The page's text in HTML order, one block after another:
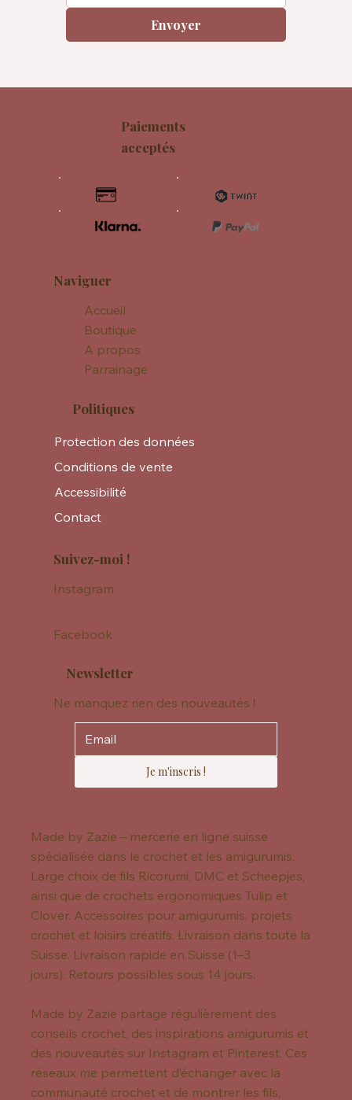
Envoyer
Naviguer
Accueil
Boutique
A propos
Parrainage
Politiques
Protection des données
Conditions de vente
Accessibilité
Contact
Suivez-moi !
Instagram
Facebook
Newsletter
Ne manquez rien des nouveautés !
Je m'inscris !
Made by Zazie – mercerie en ligne suisse
spécialisée dans le crochet et les amigurumis.
Large choix de fils Ricorumi, DMC et Scheepjes,
ainsi que de crochets ergonomiques Tulip et
Clover. Accessoires pour amigurumis, projets
crochet et loisirs créatifs. Livraison dans toute la
Suisse. Livraison rapide en Suisse (1–3
jours). Retours possibles sous 14 jours.
Made by Zazie partage régulièrement des
conseils crochet, des inspirations amigurumis et
des nouveautés sur Instagram et Pinterest. Ces
réseaux me permettent d’échanger avec la
communauté crochet et de montrer les fils,
Paiements
acceptés